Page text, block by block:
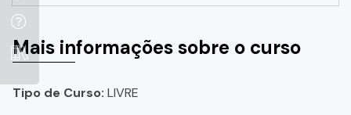
Mais informações sobre o curso
Tipo de Curso: LIVRE